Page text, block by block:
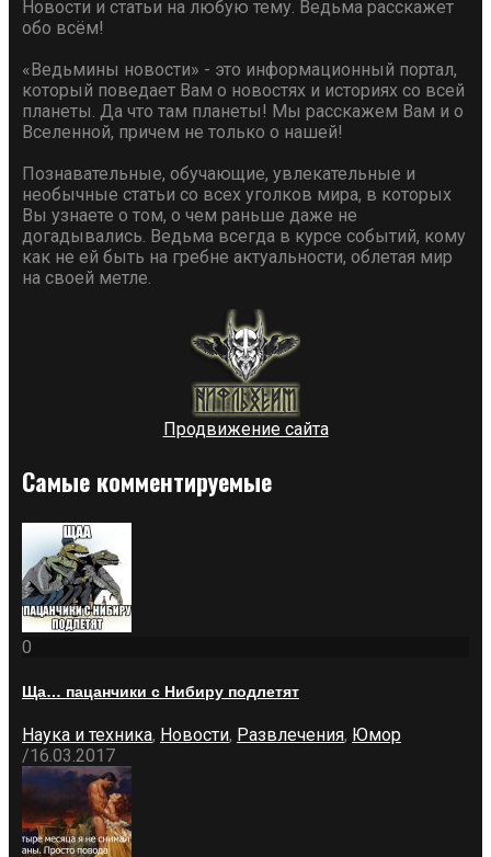
Новости и статьи на любую тему. Ведьма расскажет
обо всём!
«Ведьмины новости» - это информационный портал,
который поведает Вам о новостях и историях со всей
планеты. Да что там планеты! Мы расскажем Вам и о
Вселенной, причем не только о нашей!
Познавательные, обучающие, увлекательные и
необычные статьи со всех уголков мира, в которых
Вы узнаете о том, о чем раньше даже не
догадывались. Ведьма всегда в курсе событий, кому
как не ей быть на гребне актуальности, облетая мир
на своей метле.
Продвижение сайта
Самые комментируемые
0
Ща… пацанчики с Нибиру подлетят
Наука и техника, Новости, Развлечения, Юмор
/16.03.2017